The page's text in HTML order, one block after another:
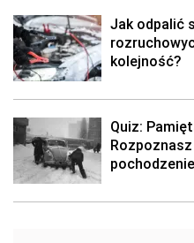
Jak odpalić
kolejność?
Quiz: